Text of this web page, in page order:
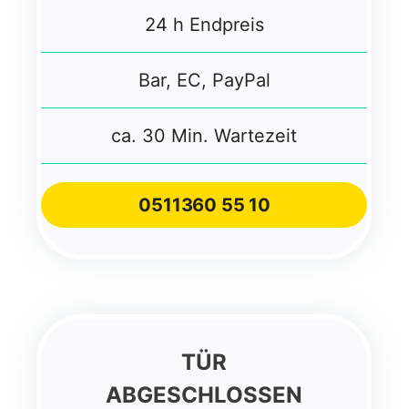
24 h Endpreis
Bar, EC, PayPal
ca. 30 Min. Wartezeit
0511360 55 10
TÜR
ABGESCHLOSSEN